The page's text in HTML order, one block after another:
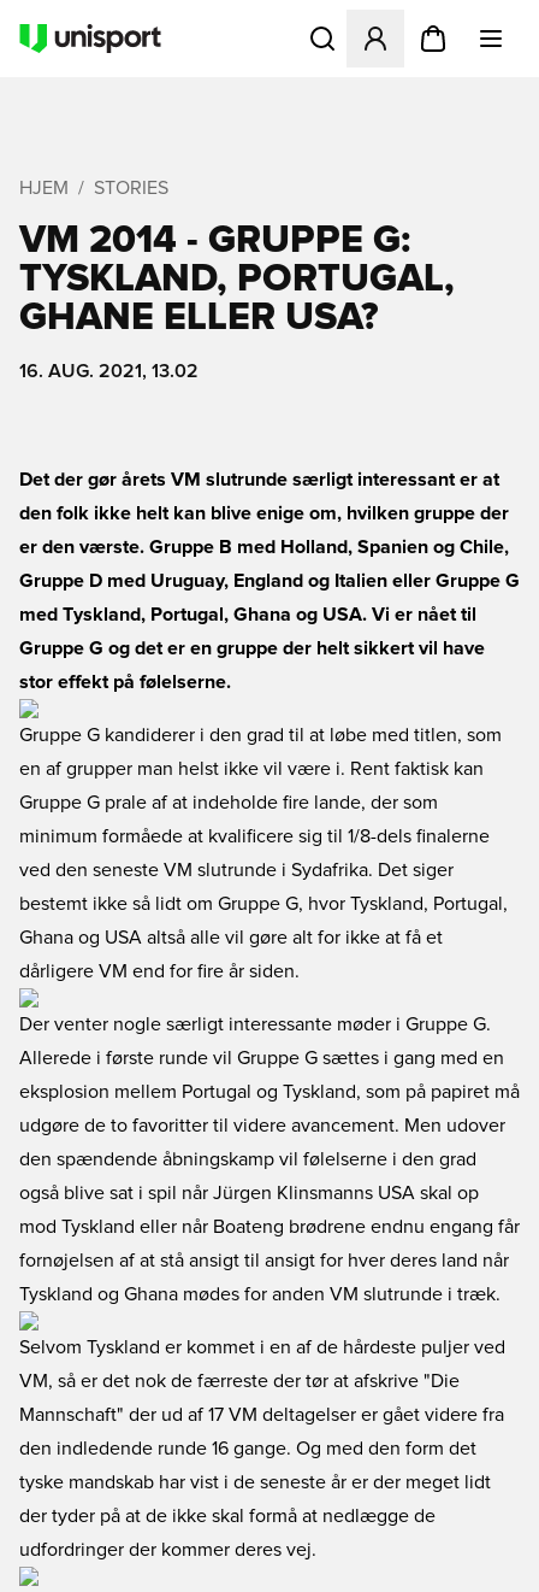
Åbner en Modal til at
HJEM STORIES
VM 2014 - GRUPPE G:
TYSKLAND, PORTUGAL,
GHANE ELLER USA?
16. AUG. 2021, 13.02
Det der gør årets VM slutrunde særligt interessant er at
den folk ikke helt kan blive enige om, hvilken gruppe der
er den værste. Gruppe B med Holland, Spanien og Chile,
Gruppe D med Uruguay, England og Italien eller Gruppe G
med Tyskland, Portugal, Ghana og USA. Vi er nået til
Gruppe G og det er en gruppe der helt sikkert vil have
stor effekt på følelserne.
Gruppe G kandiderer i den grad til at løbe med titlen, som
en af grupper man helst ikke vil være i. Rent faktisk kan
Gruppe G prale af at indeholde fire lande, der som
minimum formåede at kvalificere sig til 1/8-dels finalerne
ved den seneste VM slutrunde i Sydafrika. Det siger
bestemt ikke så lidt om Gruppe G, hvor Tyskland, Portugal,
Ghana og USA altså alle vil gøre alt for ikke at få et
dårligere VM end for fire år siden.
Der venter nogle særligt interessante møder i Gruppe G.
Allerede i første runde vil Gruppe G sættes i gang med en
eksplosion mellem Portugal og Tyskland, som på papiret må
udgøre de to favoritter til videre avancement. Men udover
den spændende åbningskamp vil følelserne i den grad
også blive sat i spil når Jürgen Klinsmanns USA skal op
mod Tyskland eller når Boateng brødrene endnu engang får
fornøjelsen af at stå ansigt til ansigt for hver deres land når
Tyskland og Ghana mødes for anden VM slutrunde i træk.
Selvom Tyskland er kommet i en af de hårdeste puljer ved
VM, så er det nok de færreste der tør at afskrive "Die
Mannschaft" der ud af 17 VM deltagelser er gået videre fra
den indledende runde 16 gange. Og med den form det
tyske mandskab har vist i de seneste år er der meget lidt
der tyder på at de ikke skal formå at nedlægge de
udfordringer der kommer deres vej.